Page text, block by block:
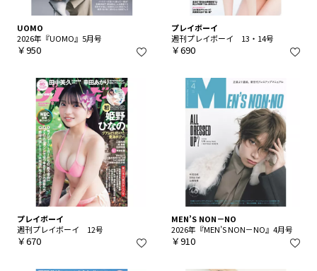
UOMO
2026年『UOMO』5月号
￥950
プレイボーイ
週刊プレイボーイ 13・14号
￥690
プレイボーイ
週刊プレイボーイ 12号
￥670
MEN’S NON－NO
2026年『MEN’S NON－NO』4月号
￥910